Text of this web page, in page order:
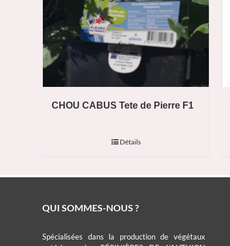
CHOU CABUS Tete de Pierre F1
Détails
QUI SOMMES-NOUS ?
Spécialisées dans la production de végétaux